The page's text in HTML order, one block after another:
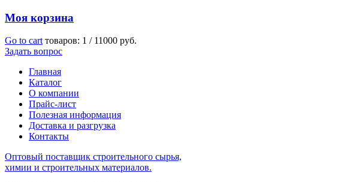
Моя корзина
Go to cart товаров: 1 / 11000 руб.
Задать вопрос
Главная
Каталог
О компании
Прайс-лист
Полезная информация
Доставка и разгрузка
Контакты
Оптовый поставщик строительного сырья,
химии и строительных материалов.